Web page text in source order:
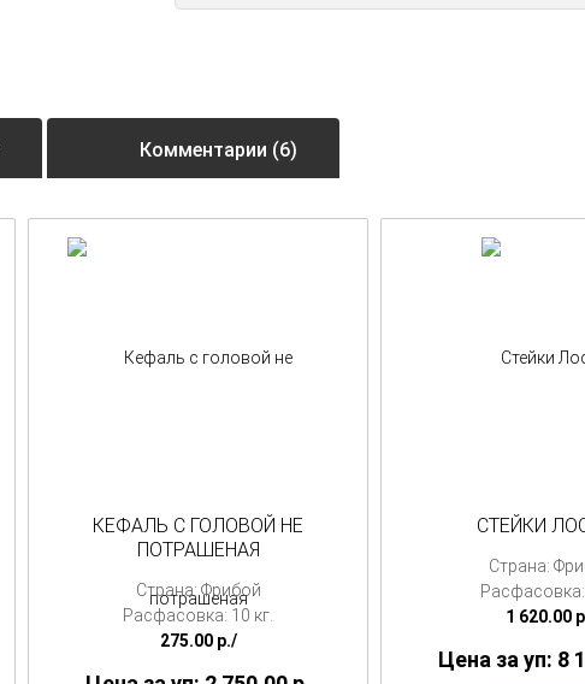
Комментарии (6)
КЕФАЛЬ С ГОЛОВОЙ НЕ
ПОТРАШЕНАЯ
Страна: Фрибой
Расфасовка: 10 кг.
275.00 p./
СТЕЙКИ
Страна:
Расфасовка:
1 620.00
Цена за уп: 8